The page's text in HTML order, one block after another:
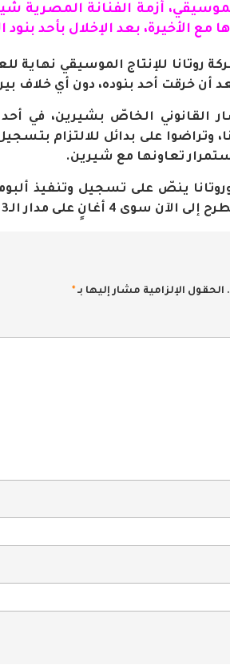
أزمة الفنانة المصرية
الأخيرة، بعد الإخلال بأحد بنود
للإنتاج الموسيقي نهاية
الخاصّ بشيرين، في أحد
وتراضوا على بدائل للالتزام
تعاونها مع شيرين.
ينصّ على تسجيل وتنفيذ
الحقول الإلزامية مشار إليها بـ*